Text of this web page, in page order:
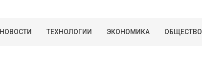
НОВОСТИ ТЕХНОЛОГИИ ЭКОНОМИКА ОБЩЕСТВО